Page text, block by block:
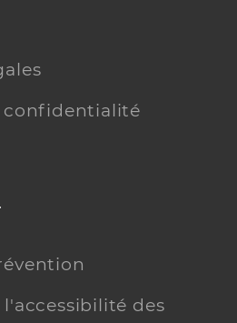
confidentialité
des